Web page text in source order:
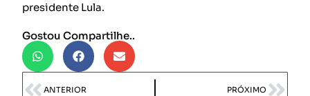
presidente Lula.
Gostou Compartilhe..
ANTERIOR PRÓXIMO